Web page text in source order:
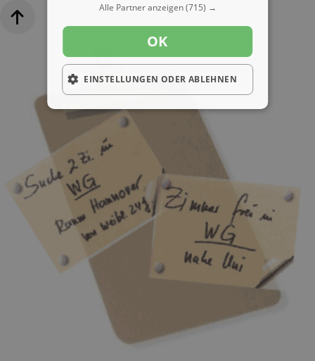
Alle Partner anzeigen(715) →
OK
EINSTELLUNGEN ODER ABLEHNEN